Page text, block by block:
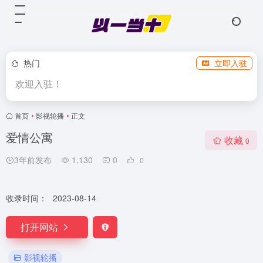
热门 立即入驻
欢迎入驻！
首页 • 影视轮播 • 正文
爱情公寓
3年前发布 1,130 0 0
收藏 0
收录时间： 2023-08-14
打开网站
影视轮播